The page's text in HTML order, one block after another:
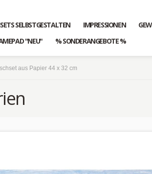
SELBSTGESTALTEN IMPRESSIONEN
"NEU" % SONDERANGEBOTE %
aus Papier 44 x 32 cm